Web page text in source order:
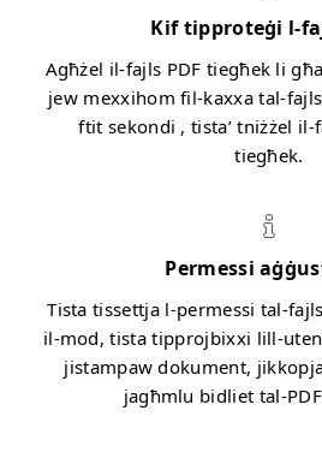
Kif tipproteġi l-
Agħżel il-fajls PDF tiegħek li
jew mexxihom fil-kaxxa tal-
ftit sekondi , tista’ tniżżel il-
tiegħek.
Permessi
Tista tissettja l-permessi tal-
il-mod, tista tipprojbixxi lill-
jistampaw dokument,
jagħmlu bidliet tal-